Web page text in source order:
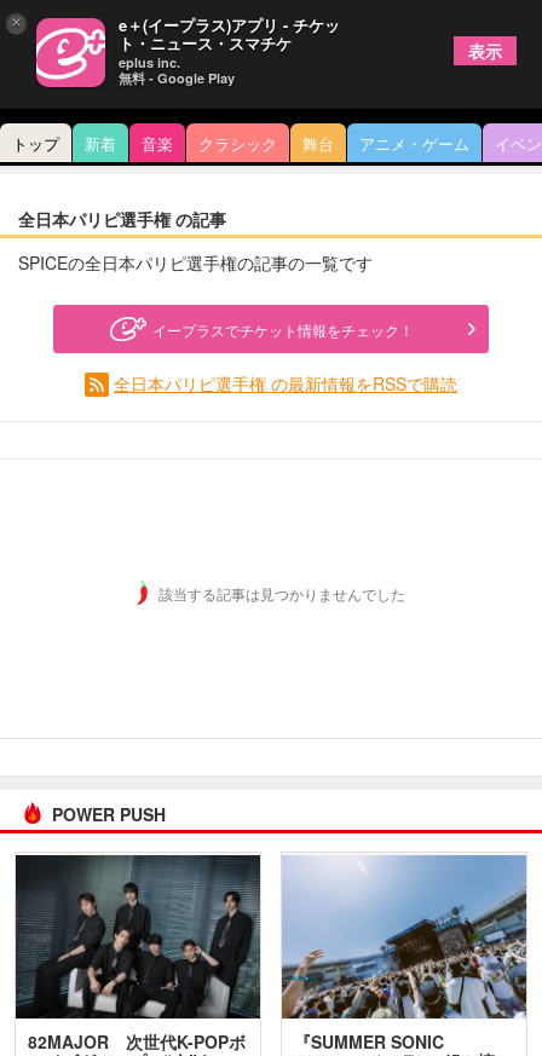
トップ 新着 音楽 クラシック 舞台 アニメ・ゲーム イベ
全日本パリピ選手権 の記事
SPICEの全日本パリピ選手権の記事の一覧です
イープラスでチケット情報をチェック！
全日本パリピ選手権 の最新情報をRSSで購読
該当する記事は見つかりませんでした
POWER PUSH
82MAJOR 次世代K-POPボ
『SUMMER SONIC
× e＋(イープラス)アプリ - チケッ
ト・ニュース・スマチケ
eplus inc.
無料 - Google Play
表示